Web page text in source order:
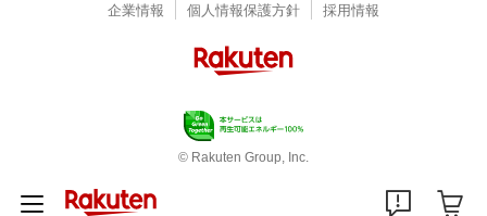
企業情報 個人情報保護方針 採用情報
© Rakuten Group, Inc.